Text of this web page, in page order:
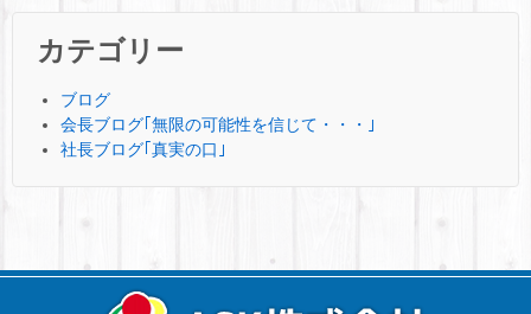
カテゴリー
ブログ
会長ブログ｢無限の可能性を信じて・・・｣
社長ブログ｢真実の口｣